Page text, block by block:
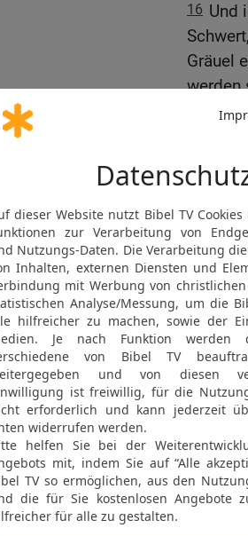
16 Und
Gräuel
werden
19 Und
Herr,
Brot
20 Und
das
dass
22
Land
Länge,